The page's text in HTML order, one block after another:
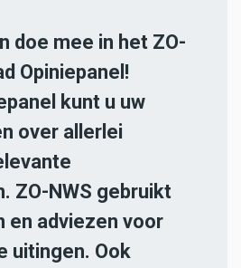
doe mee in het ZO-
Opiniepanel!
kunt u uw
over allerlei
ZO-NWS gebruikt
en adviezen voor
uitingen. Ook